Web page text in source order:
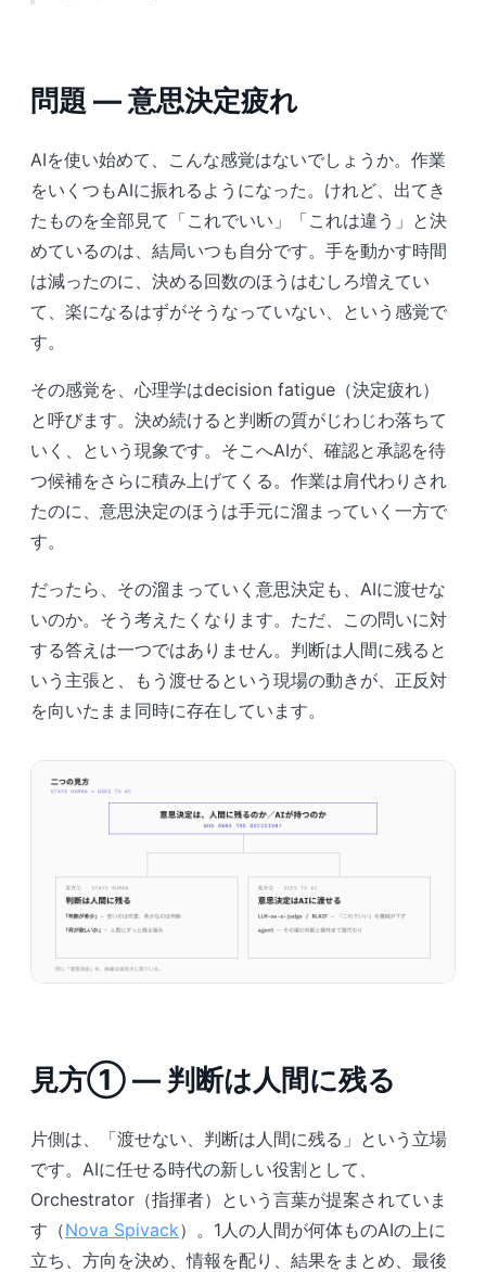
問題 ― 意思決定疲れ
AIを使い始めて、こんな感覚はないでしょうか。作業
をいくつもAIに振れるようになった。けれど、出てき
たものを全部見て「これでいい」「これは違う」と決
めているのは、結局いつも自分です。手を動かす時間
は減ったのに、決める回数のほうはむしろ増えてい
て、楽になるはずがそうなっていない、という感覚で
す。
その感覚を、心理学はdecision fatigue（決定疲れ）
と呼びます。決め続けると判断の質がじわじわ落ちて
いく、という現象です。そこへAIが、確認と承認を待
つ候補をさらに積み上げてくる。作業は肩代わりされ
たのに、意思決定のほうは手元に溜まっていく一方で
す。
だったら、その溜まっていく意思決定も、AIに渡せな
いのか。そう考えたくなります。ただ、この問いに対
する答えは一つではありません。判断は人間に残ると
いう主張と、もう渡せるという現場の動きが、正反対
を向いたまま同時に存在しています。
見方① ― 判断は人間に残る
片側は、「渡せない、判断は人間に残る」という立場
です。AIに任せる時代の新しい役割として、
Orchestrator（指揮者）という言葉が提案されていま
す（Nova Spivack）。1人の人間が何体ものAIの上に
立ち、方向を決め、情報を配り、結果をまとめ、最後